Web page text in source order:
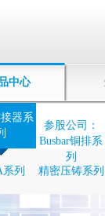
中心
器系
参股公司：
Busbar铜排系
列
系列 精密压铸系列